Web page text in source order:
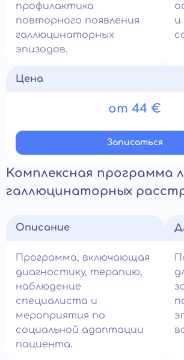
профилактика
повторного появления
галлюцинаторных
эпизодов.
и
Цена
от 44 €
Записатьcя
Комплексная программа
галлюцинаторных
Описание
Программа, включающая
диагностику, терапию,
наблюдение
специалиста и
мероприятия по
социальной адаптации
пациента.